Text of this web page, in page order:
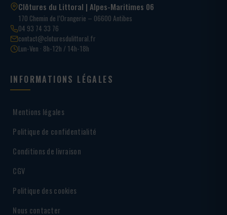
Clôtures du Littoral | Alpes-Maritimes 06
170 Chemin de l’Orangerie – 06600 Antibes
04 93 74 33 76
contact@cloturesdulittoral.fr
Lun-Ven · 8h-12h / 14h-18h
INFORMATIONS LÉGALES
Mentions légales
Politique de confidentialité
Conditions de livraison
CGV
Politique des cookies
Nous contacter